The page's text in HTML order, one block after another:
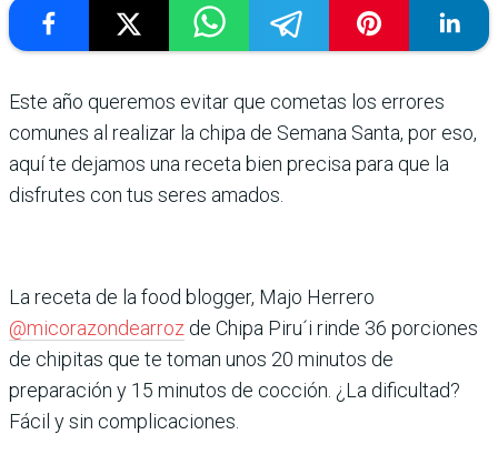
Este año queremos evitar que cometas los errores
comunes al realizar la chipa de Semana Santa, por eso,
aquí te dejamos una receta bien precisa para que la
disfrutes con tus seres amados.
La receta de la food blogger, Majo Herrero
@micorazondearroz de Chipa Piru´i rinde 36 porciones
de chipitas que te toman unos 20 minutos de
preparación y 15 minutos de cocción. ¿La dificultad?
Fácil y sin complicaciones.